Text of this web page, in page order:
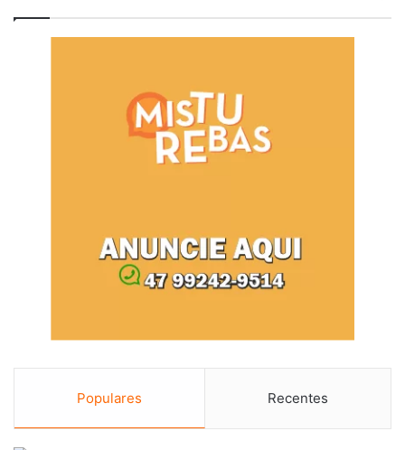
Populares Recentes